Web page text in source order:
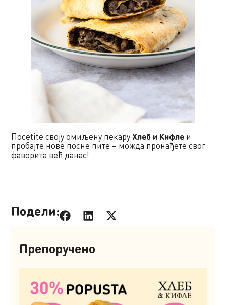
Посetite своју омиљену пекару Хлеб и Кифле и
пробајте нове посне пите – можда пронађете свог
фаворита већ данас!
Подели:
Препоручено